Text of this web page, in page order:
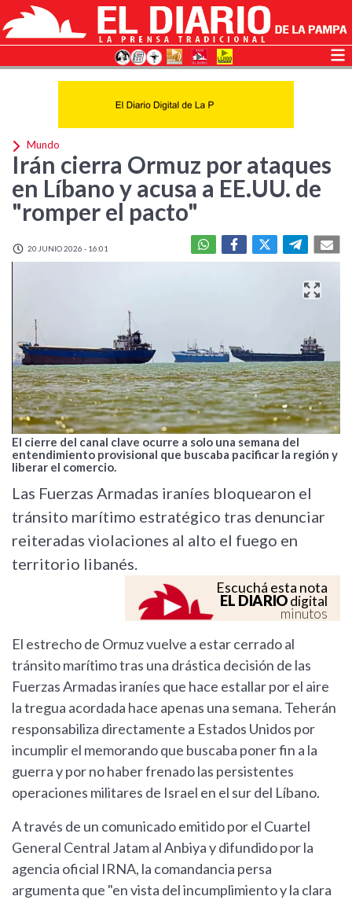
Mundo
Irán cierra Ormuz por ataques
en Líbano y acusa a EE.UU. de
"romper el pacto"
20 JUNIO 2026 - 16:01
El cierre del canal clave ocurre a solo una semana del
entendimiento provisional que buscaba pacificar la región y
liberar el comercio.
Las Fuerzas Armadas iraníes bloquearon el
tránsito marítimo estratégico tras denunciar
reiteradas violaciones al alto el fuego en
territorio libanés.
Escuchá esta nota
EL DIARIOdigital
minutos
El estrecho de Ormuz vuelve a estar cerrado al
tránsito marítimo tras una drástica decisión de las
Fuerzas Armadas iraníes que hace estallar por el aire
la tregua acordada hace apenas una semana. Teherán
responsabiliza directamente a Estados Unidos por
incumplir el memorando que buscaba poner fin a la
guerra y por no haber frenado las persistentes
operaciones militares de Israel en el sur del Líbano.
A través de un comunicado emitido por el Cuartel
General Central Jatam al Anbiya y difundido por la
agencia oficial IRNA, la comandancia persa
argumenta que "en vista del incumplimiento y la clara